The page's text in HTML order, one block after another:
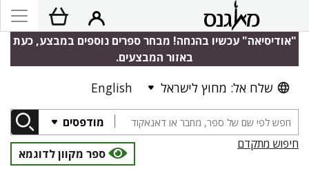
"אודיסיאה" עכשיו בהנחה! מבחר ספרים נוספים במבצע, כעת
באזור המבצעים.
שלח אל: מחוץ לישראל English
מודפסים
חיפוש מתקדם
ספר מקוון לדוגמא